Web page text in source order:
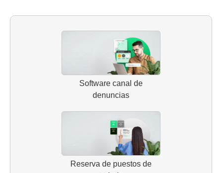
Software canal de
denuncias
Reserva de puestos de